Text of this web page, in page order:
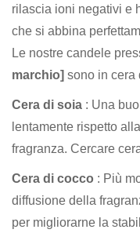
rilascia ioni negativi e
che si abbina
Le nostre candele
marchio] sono in cera
Cera di soia : Una
lentamente rispetto
fragranza. Cercare
Cera di cocco : Più
diffusione della
per migliorarne la